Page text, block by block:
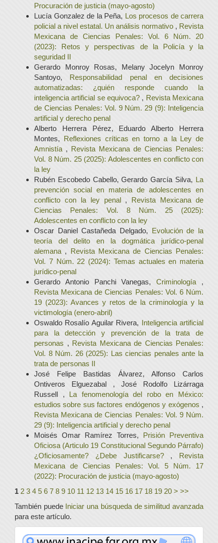
Procuración de justicia (mayo-agosto)
Lucía Gonzalez de la Peña, Los procesos de carrera
policial a nivel estatal. Un análisis normativo , Revista
Mexicana de Ciencias Penales: Vol. 6 Núm. 20
(2023): Retos y perspectivas de la Policía y la
seguridad II
Gerardo Monroy Rosas, Melany Jocelyn Monroy
Santoyo, Responsabilidad penal en decisiones
automatizadas: ¿quién responde cuando la
inteligencia artificial se equivoca? , Revista Mexicana
de Ciencias Penales: Vol. 9 Núm. 29 (9): Inteligencia
artificial y derecho penal
Alberto Herrera Pérez, Eduardo Alberto Herrera
Montes, Reflexiones críticas en torno a la Ley de
Amnistía , Revista Mexicana de Ciencias Penales:
Vol. 8 Núm. 25 (2025): Adolescentes en conflicto con
la ley
Rubén Escobedo Cabello, Gerardo García Silva, La
prevención social en materia de adolescentes en
conflicto con la ley penal , Revista Mexicana de
Ciencias Penales: Vol. 8 Núm. 25 (2025):
Adolescentes en conflicto con la ley
Oscar Daniel Castañeda Delgado, Evolución de la
teoría del delito en la dogmática jurídico-penal
alemana , Revista Mexicana de Ciencias Penales:
Vol. 7 Núm. 22 (2024): Temas actuales en materia
jurídico-penal
Gerardo Antonio Panchi Vanegas,Criminología ,
Revista Mexicana de Ciencias Penales: Vol. 6 Núm.
19 (2023): Avances y retos de la criminología y la
victimología (enero-abril)
Oswaldo Rosalío Aguilar Rivera, Inteligencia artificial
para la detección y prevención de la trata de
personas , Revista Mexicana de Ciencias Penales:
Vol. 8 Núm. 26 (2025): Las ciencias penales ante la
trata de personas II
José Felipe Bastidas Álvarez, Alfonso Carlos
Ontiveros Elguezabal , José Rodolfo Lizárraga
Russell , La fenomenología del robo en México:
estudios sobre sus factores endógenos y exógenos ,
Revista Mexicana de Ciencias Penales: Vol. 9 Núm.
29 (9): Inteligencia artificial y derecho penal
Moisés Omar Ramírez Torres, Prisión Preventiva
Oficiosa (Articulo 19 Constitucional Segundo Párrafo)
¿Oficiosamente? ¿Debe Justificarse? , Revista
Mexicana de Ciencias Penales: Vol. 5 Núm. 17
(2022): Procuración de justicia (mayo-agosto)
1 2 3 4 5 6 7 8 9 10 11 12 13 14 15 16 17 18 19 20 > >>
También puede Iniciar una búsqueda de similitud avanzada
para este artículo.